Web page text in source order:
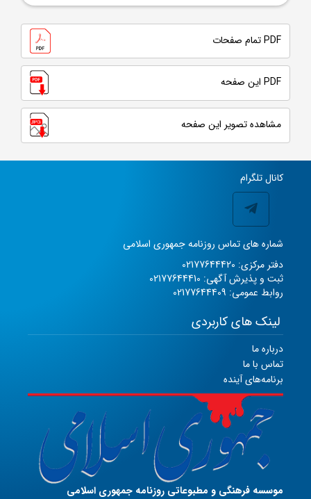
PDF تمام صفحات
PDF این صفحه
مشاهده تصویر این صفحه
کانال تلگرام
شماره های تماس روزنامه جمهوری اسلامی
دفتر مرکزی: 02177644420
ثبت و پذیرش آگهی: 02177644410
روابط عمومی: 02177644409
لینک های کاربردی
درباره ما
تماس با ما
برنامه‌های آینده
موسسه فرهنگی و مطبوعاتی روزنامه جمهوری اسلامی